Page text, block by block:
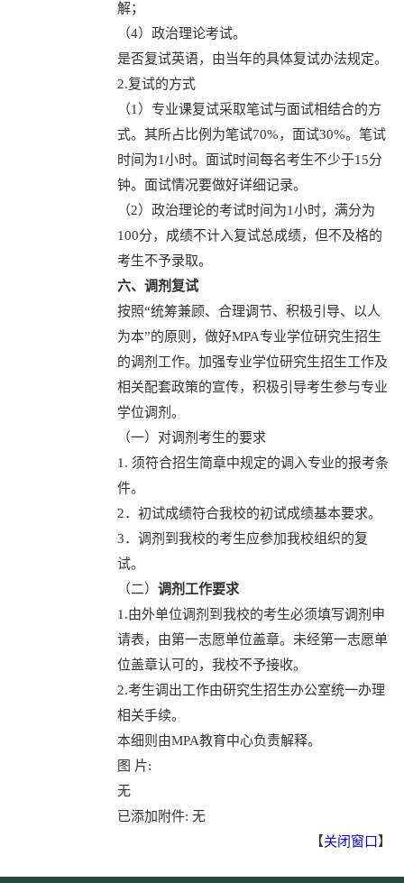
解；
（4）政治理论考试。
是否复试英语，由当年的具体复试办法规定。
2.复试的方式
（1）专业课复试采取笔试与面试相结合的方
式。其所占比例为笔试70%，面试30%。笔试
时间为1小时。面试时间每名考生不少于15分
钟。面试情况要做好详细记录。
（2）政治理论的考试时间为1小时，满分为
100分，成绩不计入复试总成绩，但不及格的
考生不予录取。
六、调剂复试
按照“统筹兼顾、合理调节、积极引导、以人
为本”的原则，做好MPA专业学位研究生招生
的调剂工作。加强专业学位研究生招生工作及
相关配套政策的宣传，积极引导考生参与专业
学位调剂。
（一）对调剂考生的要求
1. 须符合招生简章中规定的调入专业的报考条
件。
2．初试成绩符合我校的初试成绩基本要求。
3．调剂到我校的考生应参加我校组织的复
试。
（二）调剂工作要求
1.由外单位调剂到我校的考生必须填写调剂申
请表，由第一志愿单位盖章。未经第一志愿单
位盖章认可的，我校不予接收。
2.考生调出工作由研究生招生办公室统一办理
相关手续。
本细则由MPA教育中心负责解释。
图 片:
无
已添加附件: 无
【关闭窗口 】